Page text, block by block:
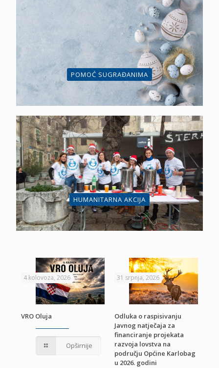
POMOĆ SUGRAĐANIMA
HUMANITARNA AKCIJA
4 kolovoza, 2026
VRO Oluja
Opširnije
31 srpnja, 2026
Odluka o raspisivanju
Javnog natječaja za
financiranje projekata
razvoja lovstva na
području Općine Karlobag
u 2026. godini